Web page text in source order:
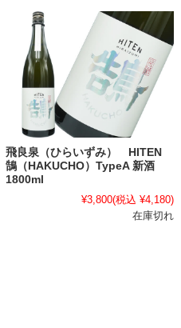
飛良泉（ひらいずみ） HITEN
鵠（HAKUCHO）TypeA 新酒
1800ml
¥3,800(税込 ¥4,180)
在庫切れ